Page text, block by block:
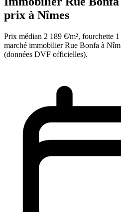
prix à Nîmes
Prix médian 2 189 €/m², fourchette
marché immobilier Rue Bonfa à
(données DVF officielles).